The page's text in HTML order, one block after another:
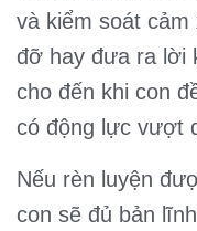
và kiểm soát cảm
đỡ hay đưa ra lời
cho đến khi con
có động lực vượt
Nếu rèn luyện
con sẽ đủ bản